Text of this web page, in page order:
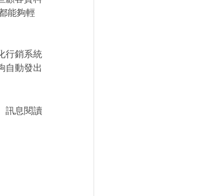
能夠輕
行銷系統
自動發出
訊息閱讀